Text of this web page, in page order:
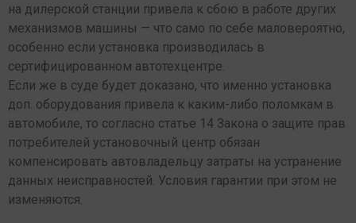
на дилерской станции привела к сбою в работе других
механизмов машины — что само по себе маловероятно,
особенно если установка производилась в
сертифицированном автотехцентре.
Если же в суде будет доказано, что именно установка
доп. оборудования привела к каким-либо поломкам в
автомобиле, то согласно статье 14 Закона о защите прав
потребителей установочный центр обязан
компенсировать автовладельцу затраты на устранение
данных неисправностей. Условия гарантии при этом не
изменяются.